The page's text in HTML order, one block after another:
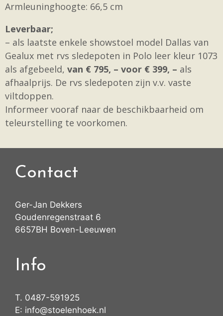
Armleuninghoogte: 66,5 cm
Leverbaar;
– als laatste enkele showstoel model Dallas van
Gealux met rvs sledepoten in Polo leer kleur 1073
als afgebeeld, van € 795, – voor € 399, – als
afhaalprijs. De rvs sledepoten zijn v.v. vaste
viltdoppen.
Informeer vooraf naar de beschikbaarheid om
teleurstelling te voorkomen.
Contact
Ger-Jan Dekkers
Goudenregenstraat 6
6657BH Boven-Leeuwen
Info
T. 0487-591925
E: info@stoelenhoek.nl